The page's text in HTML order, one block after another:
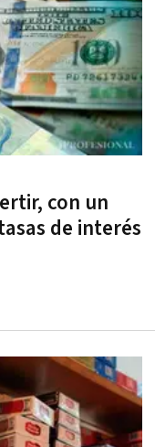
con un
de interés